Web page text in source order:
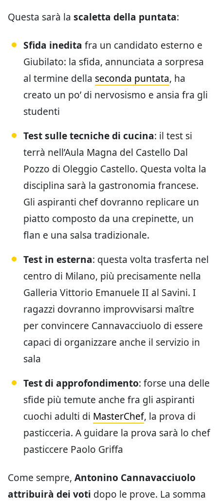
Questa sarà la scaletta della puntata:
Sfida inedita fra un candidato esterno e
Giubilato: la sfida, annunciata a sorpresa
al termine della seconda puntata, ha
creato un po’ di nervosismo e ansia fra gli
studenti
Test sulle tecniche di cucina: il test si
terrà nell’Aula Magna del Castello Dal
Pozzo di Oleggio Castello. Questa volta la
disciplina sarà la gastronomia francese.
Gli aspiranti chef dovranno replicare un
piatto composto da una crepinette, un
flan e una salsa tradizionale.
Test in esterna: questa volta trasferta nel
centro di Milano, più precisamente nella
Galleria Vittorio Emanuele II al Savini. I
ragazzi dovranno improvvisarsi maître
per convincere Cannavacciuolo di essere
capaci di organizzare anche il servizio in
sala
Test di approfondimento: forse una delle
sfide più temute anche fra gli aspiranti
cuochi adulti di MasterChef, la prova di
pasticceria. A guidare la prova sarà lo chef
pasticcere Paolo Griffa
Come sempre, Antonino Cannavacciuolo
attribuirà dei voti dopo le prove. La somma